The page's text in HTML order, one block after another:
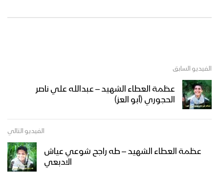
الفيديو السابق
عظمة العطاء الشهيد – عبدالله علي ناصر
الحجوري (أبو العز)
الفيديو التالي
عظمة العطاء الشهيد – طه راجح شوعي عياش
الادبعي